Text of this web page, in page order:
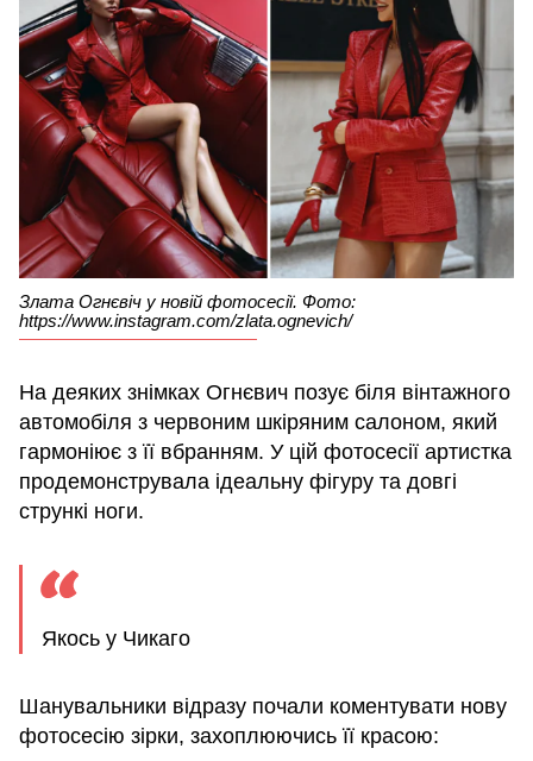
Злата Огнєвіч у новій фотосесії. Фото:
https://www.instagram.com/zlata.ognevich/
На деяких знімках Огнєвич позує біля вінтажного
автомобіля з червоним шкіряним салоном, який
гармоніює з її вбранням. У цій фотосесії артистка
продемонструвала ідеальну фігуру та довгі
стрункі ноги.
Якось у Чикаго
Шанувальники відразу почали коментувати нову
фотосесію зірки, захоплюючись її красою: